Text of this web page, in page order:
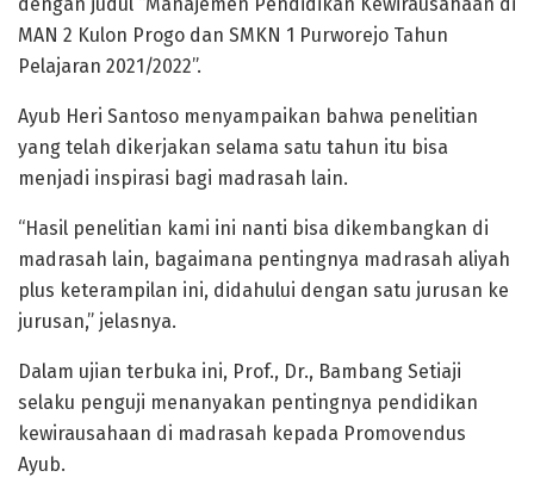
MAN 2 Kulon Progo dan SMKN 1 Purworejo Tahun
Pelajaran 2021/2022”.
Ayub Heri Santoso menyampaikan bahwa penelitian
yang telah dikerjakan selama satu tahun itu bisa
menjadi inspirasi bagi madrasah lain.
“Hasil penelitian kami ini nanti bisa dikembangkan di
madrasah lain, bagaimana pentingnya madrasah aliyah
plus keterampilan ini, didahului dengan satu jurusan ke
jurusan,” jelasnya.
Dalam ujian terbuka ini, Prof., Dr., Bambang Setiaji
selaku penguji menanyakan pentingnya pendidikan
kewirausahaan di madrasah kepada Promovendus
Ayub.